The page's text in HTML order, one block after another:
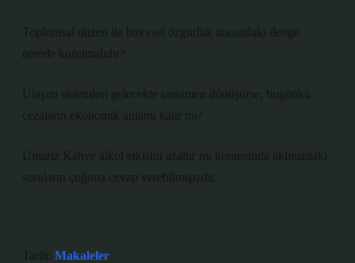
Toplumsal düzen ile bireysel özgürlük arasındaki denge
nerede kurulmalıdır?
Ulaşım sistemleri gelecekte tamamen dönüşürse, bugünkü
cezaların ekonomik anlamı kalır mı?
Umarız Kahve alkol etkisini azaltır mı konusunda aklınızdaki
soruların çoğuna cevap verebilmişizdir.
Tarih: Makaleler